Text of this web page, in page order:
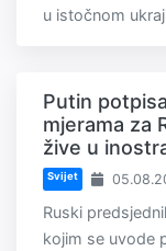
u istočnom
Putin
mjerama za
žive u
Svijet
Ruski
kojim se uvode